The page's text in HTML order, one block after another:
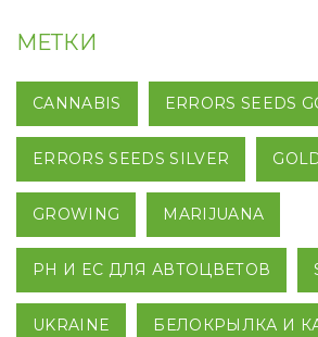
МЕТКИ
CANNABIS ERRORS SEEDS
ERRORS SEEDS SILVER
GROWING MARIJUANA
PH И EC ДЛЯ АВТОЦВЕТОВ
UKRAINE БЕЛОКРЫЛКА И